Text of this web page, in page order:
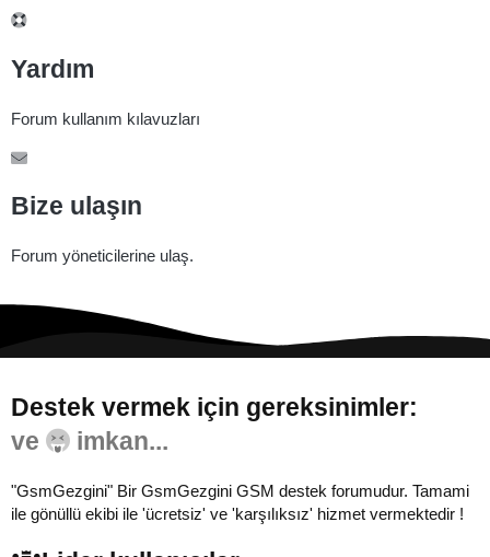
Yardım
Forum kullanım kılavuzları
Bize ulaşın
Forum yöneticilerine ulaş.
Destek vermek için gereksinimler:
"GsmGezgini" Bir GsmGezgini GSM destek forumudur. Tamami
ile gönüllü ekibi ile 'ücretsiz' ve 'karşılıksız' hizmet vermektedir !